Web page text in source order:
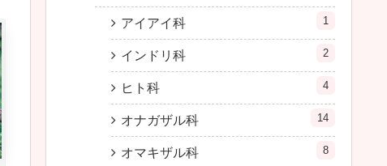
アイアイ科 1
インドリ科 2
ヒト科 4
オナガザル科 14
オマキザル科 8